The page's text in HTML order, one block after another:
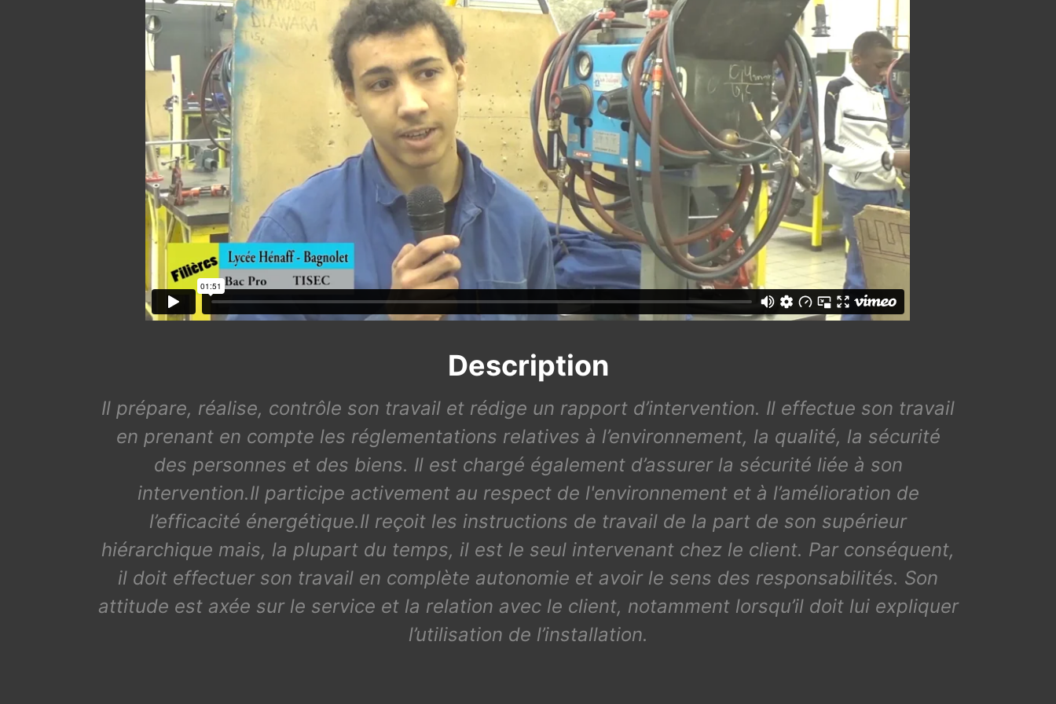
Description
Il prépare, réalise, contrôle son travail et rédige un rapport d’intervention. Il effectue son travail
en prenant en compte les réglementations relatives à l’environnement, la qualité, la sécurité
des personnes et des biens. Il est chargé également d’assurer la sécurité liée à son
intervention.Il participe activement au respect de l'environnement et à l’amélioration de
l’efficacité énergétique.Il reçoit les instructions de travail de la part de son supérieur
hiérarchique mais, la plupart du temps, il est le seul intervenant chez le client. Par conséquent,
il doit effectuer son travail en complète autonomie et avoir le sens des responsabilités. Son
attitude est axée sur le service et la relation avec le client, notamment lorsqu’il doit lui expliquer
l’utilisation de l’installation.